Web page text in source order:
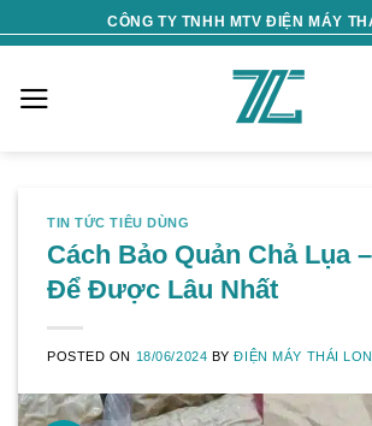
to
CÔNG TY TNHH MTV ĐIỆN MÁY
TIN TỨC TIÊU DÙNG
Cách Bảo Quản Chả Lụa
Để Được Lâu Nhất
POSTED ON 18/06/2024 BYĐIỆN MÁY THÁI